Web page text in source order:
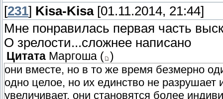
[231] Kisa-Kisa[01.11.2014, 21:44]
Мне понравилась первая часть
О зрелости...сложнее написано
Цитата Маргоша ( )
они вместе, но в то же время безмерно
одно целое, но их единство не
увеличивает, они становятся более